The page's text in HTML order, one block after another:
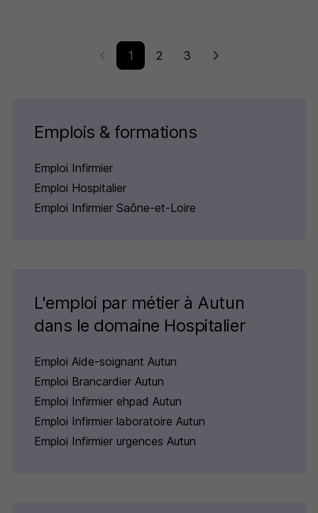
1 2 3
Emplois & formations
Emploi Infirmier
Emploi Hospitalier
Emploi Infirmier Saône-et-Loire
L'emploi par métier à Autun
dans le domaine Hospitalier
Emploi Aide-soignant Autun
Emploi Brancardier Autun
Emploi Infirmier ehpad Autun
Emploi Infirmier laboratoire Autun
Emploi Infirmier urgences Autun